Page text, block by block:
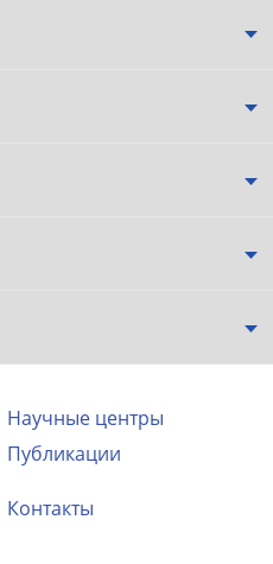
Научные центры
Публикации
Контакты